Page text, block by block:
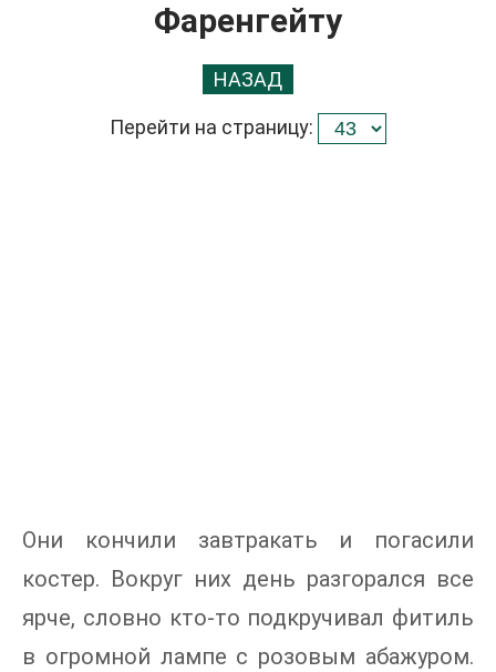
Фаренгейту
НАЗАД
Перейти на страницу:
Они кончили завтракать и погасили
костер. Вокруг них день разгорался все
ярче, словно кто-то подкручивал фитиль
в огромной лампе с розовым абажуром.